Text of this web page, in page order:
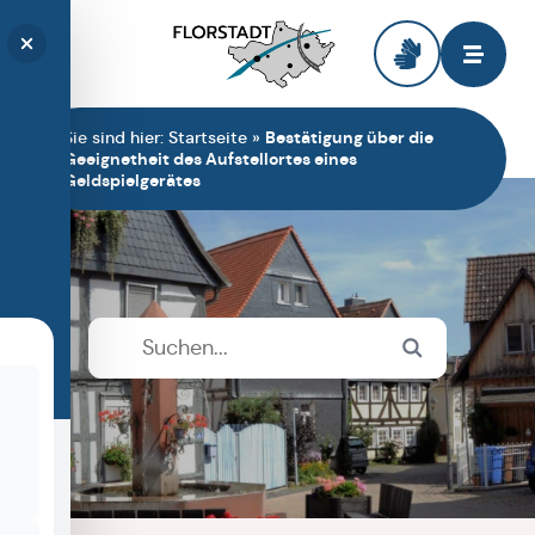
Sie sind hier: Startseite » Bestätigung über die
Geeignetheit des Aufstellortes eines
Geldspielgerätes